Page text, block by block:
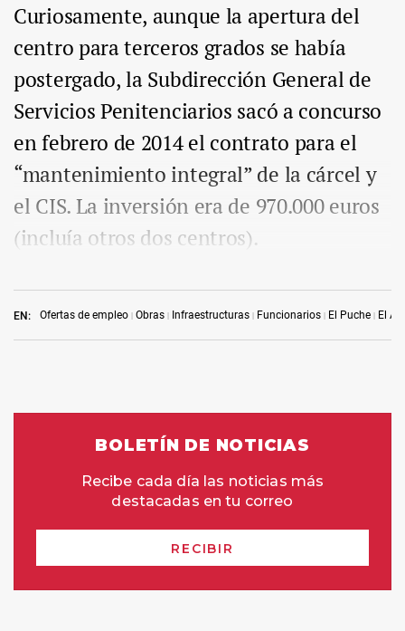
EN: Ofertas de empleo Obras Infraestructuras Funcionarios El Puche El
Curiosamente, aunque la apertura del
centro para terceros grados se había
postergado, la Subdirección General de
Servicios Penitenciarios sacó a concurso
en febrero de 2014 el contrato para el
“mantenimiento integral” de la cárcel y
el CIS. La inversión era de 970.000 euros
(incluía otros dos centros).